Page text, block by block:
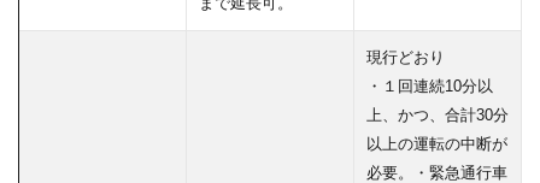
現行どおり
・１回連続10分以
上、かつ、合計30分
以上の運転の中断が
必要。・緊急通行車